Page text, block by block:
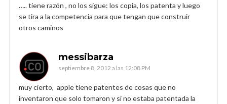
….. tiene razón , no los sigue: los copia, los patenta y luego
se tira a la competencia para que tengan que construir
otros caminos
messibarza
septiembre 8, 2012 a las 12:08 PM
muy cierto, apple tiene patentes de cosas que no
inventaron que solo tomaron y si no estaba patentada la